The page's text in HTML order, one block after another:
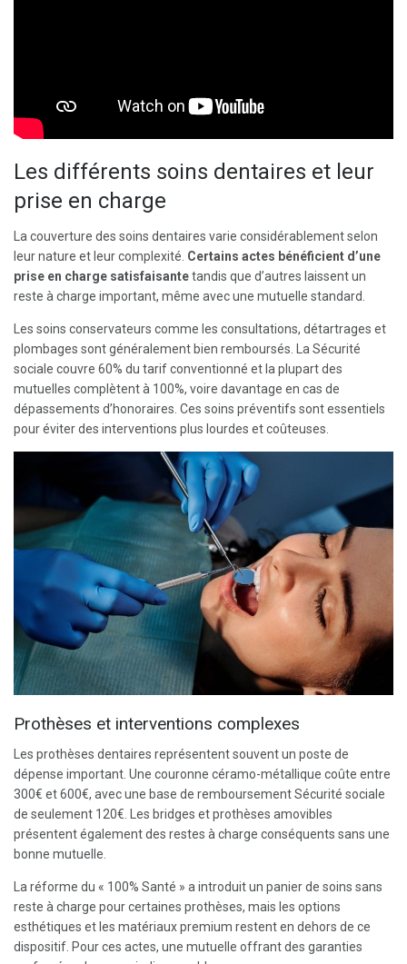
Les différents soins dentaires et leur
prise en charge
La couverture des soins dentaires varie considérablement selon
leur nature et leur complexité. Certains actes bénéficient d’une
prise en charge satisfaisantetandis que d’autres laissent un
reste à charge important, même avec une mutuelle standard.
Les soins conservateurs comme les consultations, détartrages et
plombages sont généralement bien remboursés. La Sécurité
sociale couvre 60% du tarif conventionné et la plupart des
mutuelles complètent à 100%, voire davantage en cas de
dépassements d’honoraires. Ces soins préventifs sont essentiels
pour éviter des interventions plus lourdes et coûteuses.
Prothèses et interventions complexes
Les prothèses dentaires représentent souvent un poste de
dépense important. Une couronne céramo-métallique coûte entre
300€ et 600€, avec une base de remboursement Sécurité sociale
de seulement 120€. Les bridges et prothèses amovibles
présentent également des restes à charge conséquents sans une
bonne mutuelle.
La réforme du « 100% Santé » a introduit un panier de soins sans
reste à charge pour certaines prothèses, mais les options
esthétiques et les matériaux premium restent en dehors de ce
dispositif. Pour ces actes, une mutuelle offrant des garanties